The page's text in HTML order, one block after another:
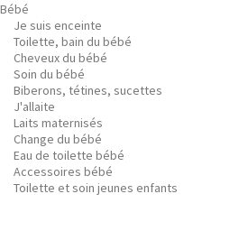
Bébé
Je suis enceinte
Toilette, bain du bébé
Cheveux du bébé
Soin du bébé
Biberons, tétines, sucettes
J'allaite
Laits maternisés
Change du bébé
Eau de toilette bébé
Accessoires bébé
Toilette et soin jeunes enfants